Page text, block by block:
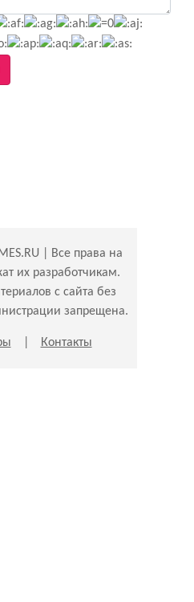
| Все права на
их разработчикам.
с сайта без
запрещена.
Контакты